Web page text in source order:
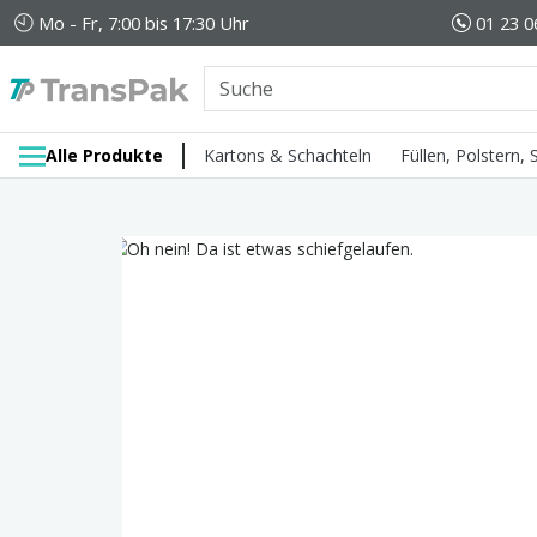
Mo - Fr, 7:00 bis 17:30 Uhr 01 23
Alle Produkte Kartons & Schachteln Füllen, Polstern,